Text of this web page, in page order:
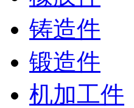
铸造件
锻造件
机加工件